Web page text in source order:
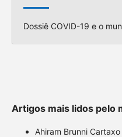
Dossiê COVID-19 e o
Artigos mais lidos pelo
Ahiram Brunni